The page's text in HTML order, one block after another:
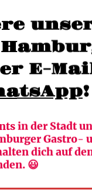
Formate, die
E-
!
in der Stadt
Gastro-
dich auf
😃